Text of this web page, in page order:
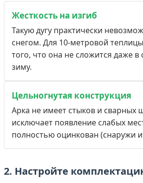
Жесткость на изгиб
Такую дугу практически
снегом. Для 10-метровой
того, что она не сложится даже
зиму.
Цельногнутая конструкция
Арка не имеет стыков и сварных
исключает появление слабых
полностью оцинкован (снаружи
2. Настройте